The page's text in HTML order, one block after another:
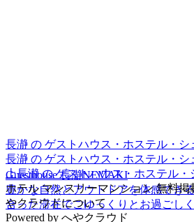
Guesthouse 長瀞NEMAKI
豊かな自然とアウトドアを体感でき
合った滞在でごゆっくりとお過ごし
長瀞 の ゲストハウス・ホステル・シ
長瀞 の ゲストハウス・ホステル・シ
上長瀞 の ゲストハウス・ホステル・
ホテルマンスリーマンション無料掲
やクラウドについて
Powered by へやクラウド